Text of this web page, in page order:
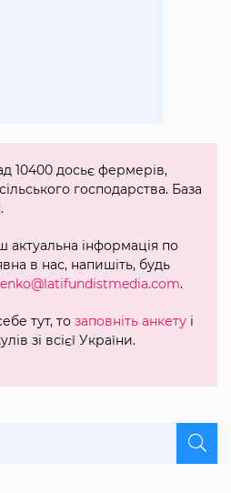
10400 досьє фермерів,
господарства. База
актуальна інформація по
в нас, напишіть, будь
.
тут, то заповніть анкету і
зі всієї України.